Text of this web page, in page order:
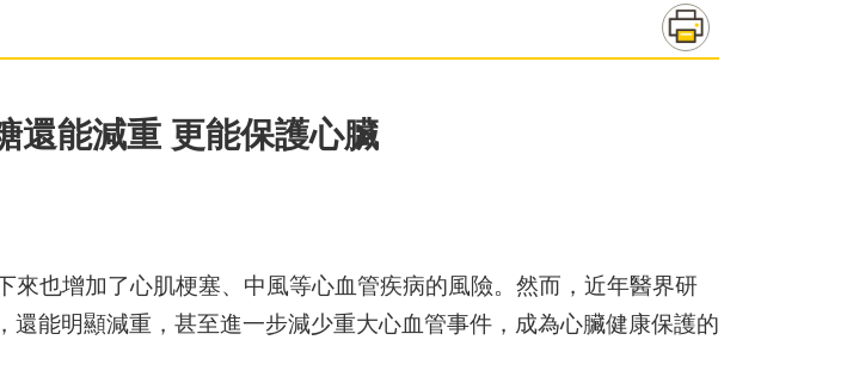
還能減重 更能保護心臟
也增加了心肌梗塞、中風等心血管疾病的風險。然而，近年醫界研
能明顯減重，甚至進一步減少重大心血管事件，成為心臟健康保護的